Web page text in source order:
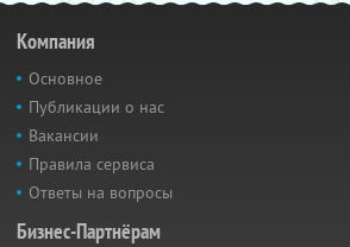
Компания
Основное
Публикации о нас
Вакансии
Правила сервиса
Ответы на вопросы
Бизнес-Партнёрам